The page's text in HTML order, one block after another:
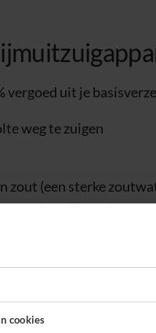
cookies
uit je
weg te zuigen
(een sterke
Check je
als je: